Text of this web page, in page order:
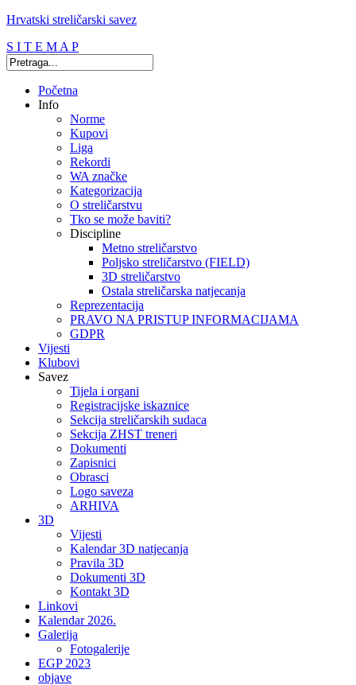
Hrvatski streličarski savez
S I T E M A P
Početna
Info
Norme
Kupovi
Liga
Rekordi
WA značke
Kategorizacija
O streličarstvu
Tko se može baviti?
Discipline
Metno streličarstvo
Poljsko streličarstvo (FIELD)
3D streličarstvo
Ostala streličarska natjecanja
Reprezentacija
PRAVO NA PRISTUP INFORMACIJAMA
GDPR
Vijesti
Klubovi
Savez
Tijela i organi
Registracijske iskaznice
Sekcija streličarskih sudaca
Sekcija ZHST treneri
Dokumenti
Zapisnici
Obrasci
Logo saveza
ARHIVA
3D
Vijesti
Kalendar 3D natjecanja
Pravila 3D
Dokumenti 3D
Kontakt 3D
Linkovi
Kalendar 2026.
Galerija
Fotogalerije
EGP 2023
objave